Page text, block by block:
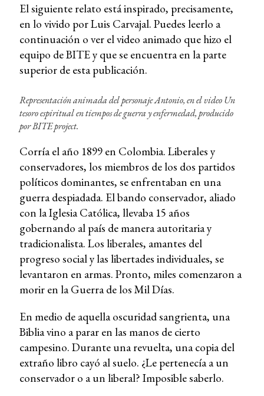
El siguiente relato está inspirado, precisamente,
en lo vivido por Luis Carvajal. Puedes leerlo a
continuación o ver el video animado que hizo el
equipo de BITE y que se encuentra en la parte
superior de esta publicación.
Representación animada del personaje Antonio, en el videoUn
tesoro espiritual en tiempos de guerra y enfermedad, producido
por BITE project.
Corría el año 1899 en Colombia. Liberales y
conservadores, los miembros de los dos partidos
políticos dominantes, se enfrentaban en una
guerra despiadada. El bando conservador, aliado
con la Iglesia Católica, llevaba 15 años
gobernando al país de manera autoritaria y
tradicionalista. Los liberales, amantes del
progreso social y las libertades individuales, se
levantaron en armas. Pronto, miles comenzaron a
morir en la Guerra de los Mil Días.
En medio de aquella oscuridad sangrienta, una
Biblia vino a parar en las manos de cierto
campesino. Durante una revuelta, una copia del
extraño libro cayó al suelo. ¿Le pertenecía a un
conservador o a un liberal? Imposible saberlo.